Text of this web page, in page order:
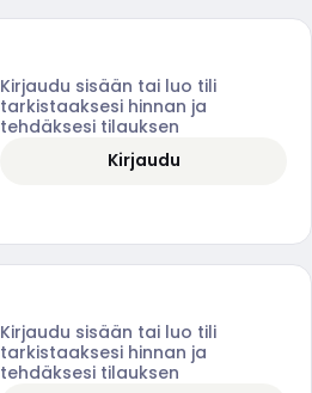
Kirjaudu sisään tai luo tili
tarkistaaksesi hinnan ja
tehdäksesi tilauksen
Kirjaudu
Kirjaudu sisään tai luo tili
tarkistaaksesi hinnan ja
tehdäksesi tilauksen